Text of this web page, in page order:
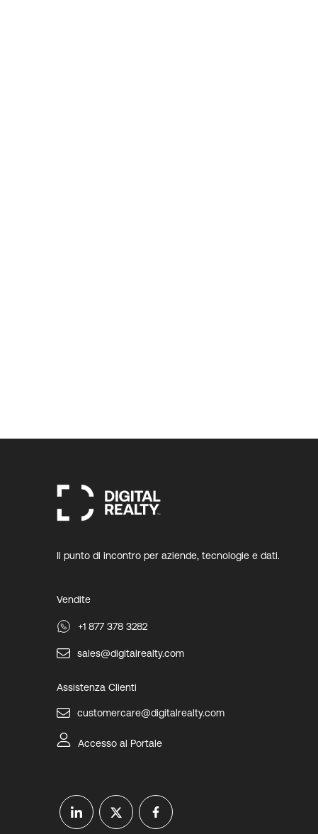
Il punto di incontro per aziende, tecnologie e dati.
Vendite
+1 877 378 3282
sales@digitalrealty.com
Assistenza Clienti
customercare@digitalrealty.com
Accesso al Portale